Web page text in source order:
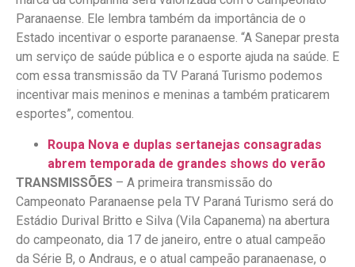
Paranaense. Ele lembra também da importância de o
Estado incentivar o esporte paranaense. “A Sanepar presta
um serviço de saúde pública e o esporte ajuda na saúde. E
com essa transmissão da TV Paraná Turismo podemos
incentivar mais meninos e meninas a também praticarem
esportes”, comentou.
Roupa Nova e duplas sertanejas consagradas
abrem temporada de grandes shows do verão
TRANSMISSÕES – A primeira transmissão do
Campeonato Paranaense pela TV Paraná Turismo será do
Estádio Durival Britto e Silva (Vila Capanema) na abertura
do campeonato, dia 17 de janeiro, entre o atual campeão
da Série B, o Andraus, e o atual campeão paranaenase, o